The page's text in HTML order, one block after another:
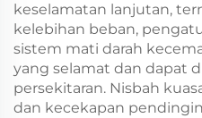
keselamatan lanjutan,
kelebihan beban,
sistem mati darah
yang selamat dan dapat
persekitaran. Nisbah
dan kecekapan